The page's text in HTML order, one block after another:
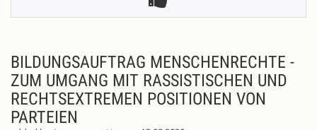
BILDUNGSAUFTRAG MENSCHENRECHTE -
ZUM UMGANG MIT RASSISTISCHEN UND
RECHTSEXTREMEN POSITIONEN VON
PARTEIEN